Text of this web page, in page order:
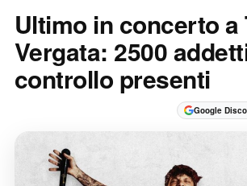
Ultimo in concerto a
Vergata: 2500
controllo presenti
Google